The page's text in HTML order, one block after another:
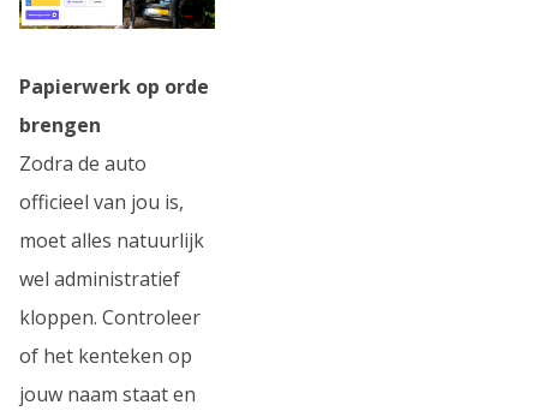
Papierwerk op orde
brengen
Zodra de auto
officieel van jou is,
moet alles natuurlijk
wel administratief
kloppen. Controleer
of het kenteken op
jouw naam staat en